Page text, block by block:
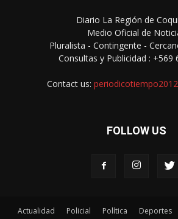
Diario La Región de
Medio Oficial de
Pluralista - Contingente -
Consultas y Publicidad : +569
Contact us:
FOLLOW US
Actualidad Policial Política Deportes